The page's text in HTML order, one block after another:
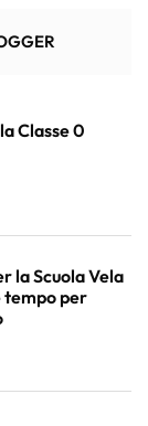
Classe 0
la Scuola Vela
tempo per